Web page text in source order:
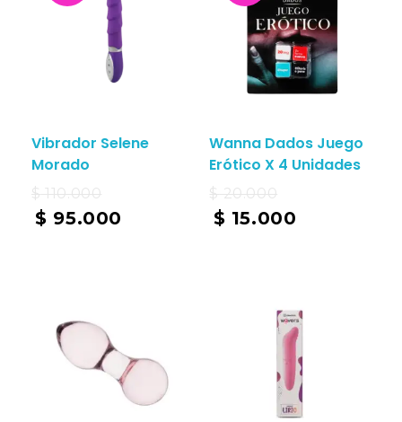
Vibrador Selene
Morado
$110.000
$ 95.000
Wanna Dados Juego
Erótico X 4 Unidades
$20.000
$ 15.000
Add To Cart